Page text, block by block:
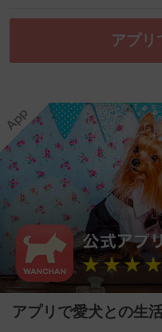
アプリ
アプリで愛犬との生